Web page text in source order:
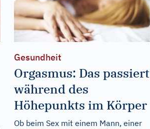
Gesundheit
Orgasmus: Das passiert
während des
Höhepunkts im Körper
Ob beim Sex mit einem Mann, einer